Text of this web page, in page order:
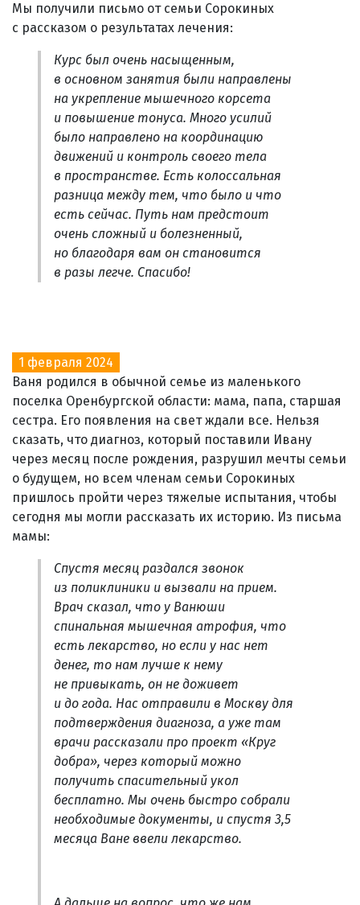
Мы получили письмо от семьи Сорокиных
с рассказом о результатах лечения:
Курс был очень насыщенным,
в основном занятия были направлены
на укрепление мышечного корсета
и повышение тонуса. Много усилий
было направлено на координацию
движений и контроль своего тела
в пространстве. Есть колоссальная
разница между тем, что было и что
есть сейчас. Путь нам предстоит
очень сложный и болезненный,
но благодаря вам он становится
в разы легче. Спасибо!
1 февраля 2024
Ваня родился в обычной семье из маленького
поселка Оренбургской области: мама, папа, старшая
сестра. Его появления на свет ждали все. Нельзя
сказать, что диагноз, который поставили Ивану
через месяц после рождения, разрушил мечты семьи
о будущем, но всем членам семьи Сорокиных
пришлось пройти через тяжелые испытания, чтобы
сегодня мы могли рассказать их историю. Из письма
мамы:
Спустя месяц раздался звонок
из поликлиники и вызвали на прием.
Врач сказал, что у Ванюши
спинальная мышечная атрофия, что
есть лекарство, но если у нас нет
денег, то нам лучше к нему
не привыкать, он не доживет
и до года. Нас отправили в Москву для
подтверждения диагноза, а уже там
врачи рассказали про проект «Круг
добра», через который можно
получить спасительный укол
бесплатно. Мы очень быстро собрали
необходимые документы, и спустя 3,5
месяца Ване ввели лекарство.